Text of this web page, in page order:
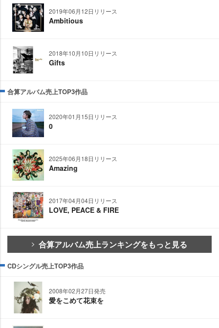
2019年06月12日リリース
Ambitious
2018年10月10日リリース
Gifts
合算アルバム売上TOP3作品
2020年01月15日リリース
0
2025年06月18日リリース
Amazing
2017年04月04日リリース
LOVE, PEACE & FIRE
合算アルバム売上ランキングをもっと見る
CDシングル売上TOP3作品
2008年02月27日発売
愛をこめて花束を